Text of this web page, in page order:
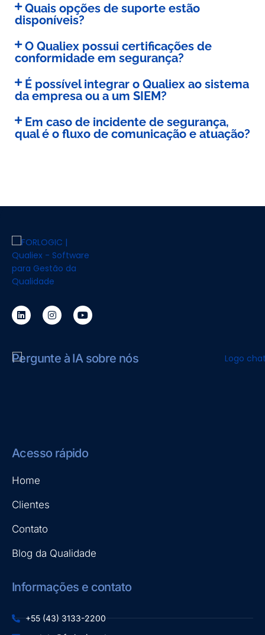
Quais opções de suporte estão
disponíveis?
O Qualiex possui certificações de
conformidade em segurança?
É possível integrar o Qualiex ao sistema
da empresa ou a um SIEM?
Em caso de incidente de segurança,
qual é o fluxo de comunicação e atuação?
Pergunte à IA sobre nós
Acesso rápido
Home
Clientes
Contato
Blog da Qualidade
Informações e contato
+55 (43) 3133-2200